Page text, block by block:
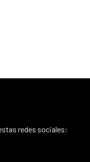
redes sociales: